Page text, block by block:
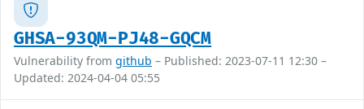
GHSA-93QM-PJ48-GQCM
Vulnerability from github – Published: 2023-07-11 12:30 –
Updated: 2024-04-04 05:55